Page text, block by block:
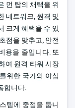
먼 탑의 채택을 위
네트워크, 원격 및
크게 혜택을 수 있
점을 맞추고, 안전
용을 줄입니다. 또
여 원격 타워 시장
위한 국가의 야심
합니다.
템에 중점을 둡니